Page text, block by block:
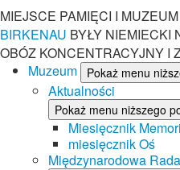
MIEJSCE PAMIĘCI I MUZEUM
BIRKENAU BYŁY NIEMIECKI
OBÓZ KONCENTRACYJNY I
Muzeum
Pokaż menu
Aktualności
Pokaż menu niższego
Miesięcznik
miesięcznik Oś
Międzynarodowa